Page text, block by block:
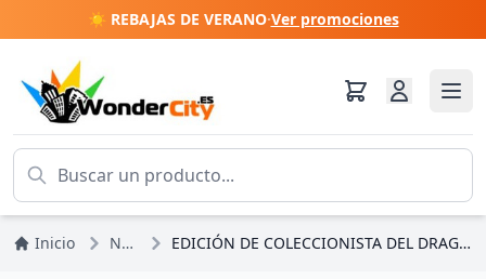
☀️ REBAJAS DE VERANO·Ver promociones
Inicio Navidad EDICIÓN DE COLECCIONISTA DEL DRAGÓN ILUMINADO - JIM SHORE